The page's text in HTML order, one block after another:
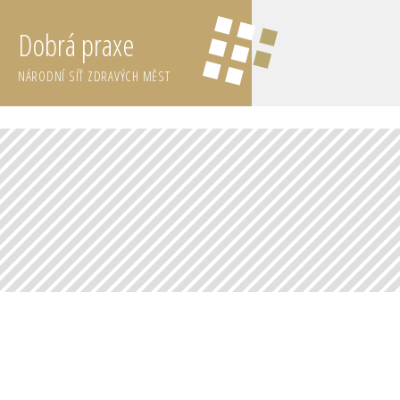
Dobrá praxe
NÁRODNÍ SÍŤ ZDRAVÝCH MĚST